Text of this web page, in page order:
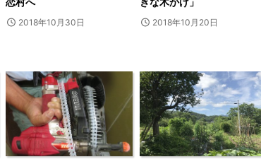
2018年10月30日 2018年10月20日